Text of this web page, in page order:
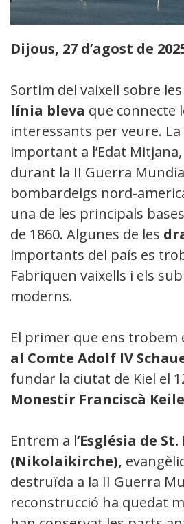
Dijous, 27 d’agost de
Sortim del vaixell sobre les
línia bleva que connecte
interessants per veure.
important a l’Edat
durant la II Guerra
bombardeigs nord-
una de les principals
de 1860. Algunes de les
importants del país es
Fabriquen vaixells i els
moderns.
El primer que ens trobem
al Comte Adolf IV
fundar la ciutat de Kiel el
Monestir Franciscà
Entrem a l’Església de
(Nikolaikirche),
destruïda a la II Guerra
reconstrucció ha quedat